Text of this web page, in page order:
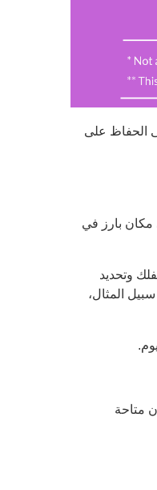
الحفاظ على
مكان بارز في
وتحديد
المثال،
متاحة